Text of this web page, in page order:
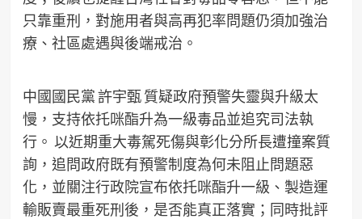
只靠重刑，對施用者與高再犯率問題仍須加強治
療、社區處遇與後端戒治。
中國國民黨 許宇甄 質疑政府預警失靈與升級太
慢，支持依托咪酯升為一級毒品並追究司法執
行。 以近期重大毒駕死傷與彰化分所長遭撞案質
詢，追問政府既有預警制度為何未阻止問題惡
化，並關注行政院宣布依托咪酯升一級、製造運
輸販賣最重死刑後，是否能真正落實；同時批評